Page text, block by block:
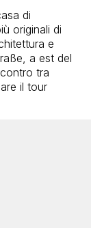
di
originali di
e
a est del
tra
il tour